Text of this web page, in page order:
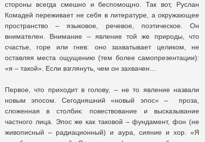
стороны всегда смешно и беспомощно. Так вот, Руслан
Комадей переживает не себя в литературе, а окружающее
пространство – языковое, речевое, поэтическое. Он
внимателен. Внимание – явление той же природы, что
счастье, горе или гнев: оно захватывает целиком, не
оставляя места ощущению (тем более самопрезентации):
«я – такой». Если взглянуть, чем он захвачен…
Первое, что приходит в голову, – не то явление назвали
новым эпосом. Сегодняшний «новый эпос» – проза,
сложенная в столбик: повествование и высказывание
частного лица. Эпос же как таковой – фундамент, фон (не
живописный – радиационный) и аура, сияние и хор. «Я